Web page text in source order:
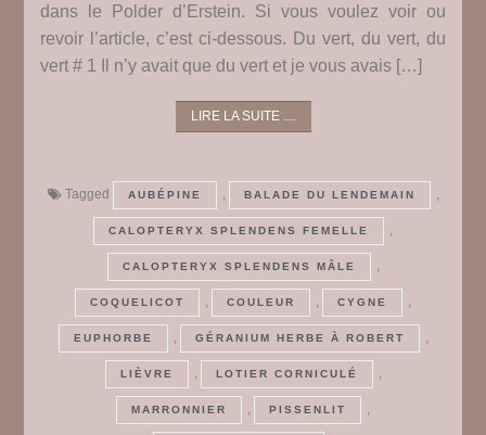
dans le Polder d’Erstein. Si vous voulez voir ou
revoir l’article, c’est ci-dessous. Du vert, du vert, du
vert # 1 Il n’y avait que du vert et je vous avais […]
LIRE LA SUITE ....
Tagged AUBÉPINE , BALADE DU LENDEMAIN ,
CALOPTERYX SPLENDENS FEMELLE ,
CALOPTERYX SPLENDENS MÂLE ,
COQUELICOT , COULEUR , CYGNE ,
EUPHORBE , GÉRANIUM HERBE À ROBERT ,
LIÈVRE , LOTIER CORNICULÉ ,
MARRONNIER , PISSENLIT ,